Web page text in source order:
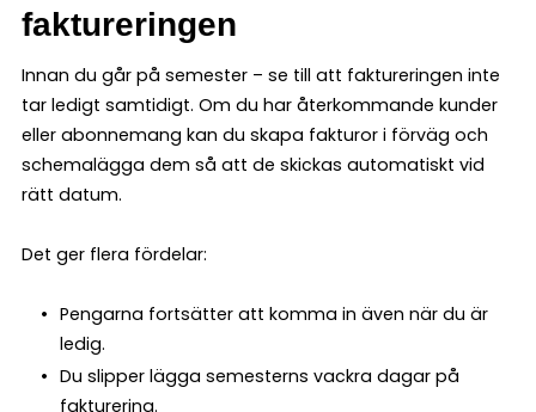
faktureringen
Innan du går på semester – se till att faktureringen inte
tar ledigt samtidigt. Om du har återkommande kunder
eller abonnemang kan du skapa fakturor i förväg och
schemalägga dem så att de skickas automatiskt vid
rätt datum.
Det ger flera fördelar:
Pengarna fortsätter att komma in även när du är
ledig.
Du slipper lägga semesterns vackra dagar på
fakturering.